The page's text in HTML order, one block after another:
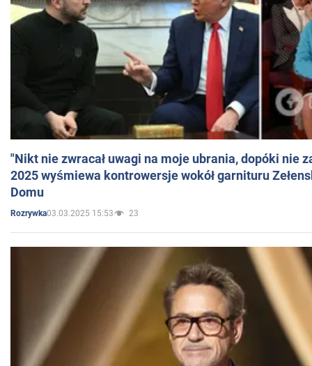
"Nikt nie zwracał uwagi na moje ubrania, dopóki nie
2025 wyśmiewa kontrowersje wokół garnituru
Domu
Rozrywka03.03.2025 15:53 23